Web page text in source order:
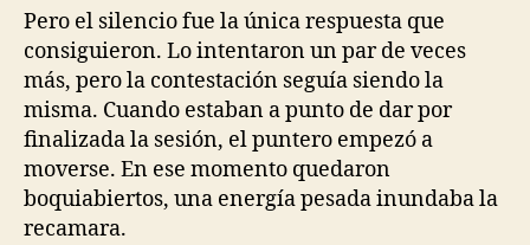
Pero el silencio fue la única respuesta que
consiguieron. Lo intentaron un par de veces
más, pero la contestación seguía siendo la
misma. Cuando estaban a punto de dar por
finalizada la sesión, el puntero empezó a
moverse. En ese momento quedaron
boquiabiertos, una energía pesada inundaba la
recamara.